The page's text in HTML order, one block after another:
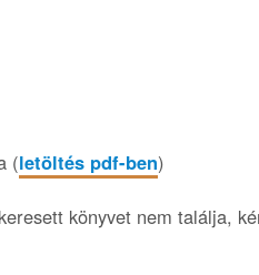
(letöltés pdf-ben)
könyvet nem találja,